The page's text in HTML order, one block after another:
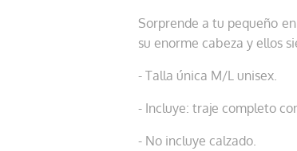
Sorprende a tu pequeño
su enorme cabeza y ellos
- Talla única M/L unisex.
- Incluye: traje completo
- No incluye calzado.